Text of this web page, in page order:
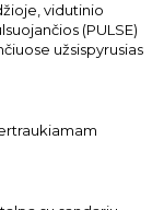
vidutinio
(PULSE)
užsispyrusias